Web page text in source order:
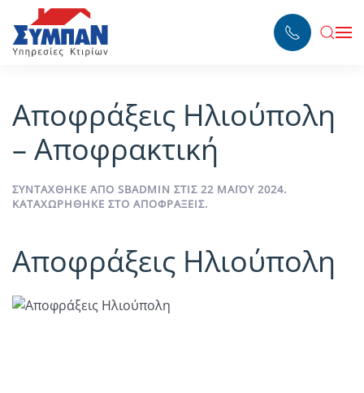
Skip to main content
Αποφράξεις Ηλιούπολη
– Αποφρακτική
ΣΥΝΤΆΧΘΗΚΕ ΑΠΌ SBADMIN ΣΤΙΣ 22 ΜΑΪ́ΟΥ 2024.
ΚΑΤΑΧΩΡΉΘΗΚΕ ΣΤΟ ΑΠΟΦΡΆΞΕΙΣ.
Αποφράξεις Ηλιούπολη